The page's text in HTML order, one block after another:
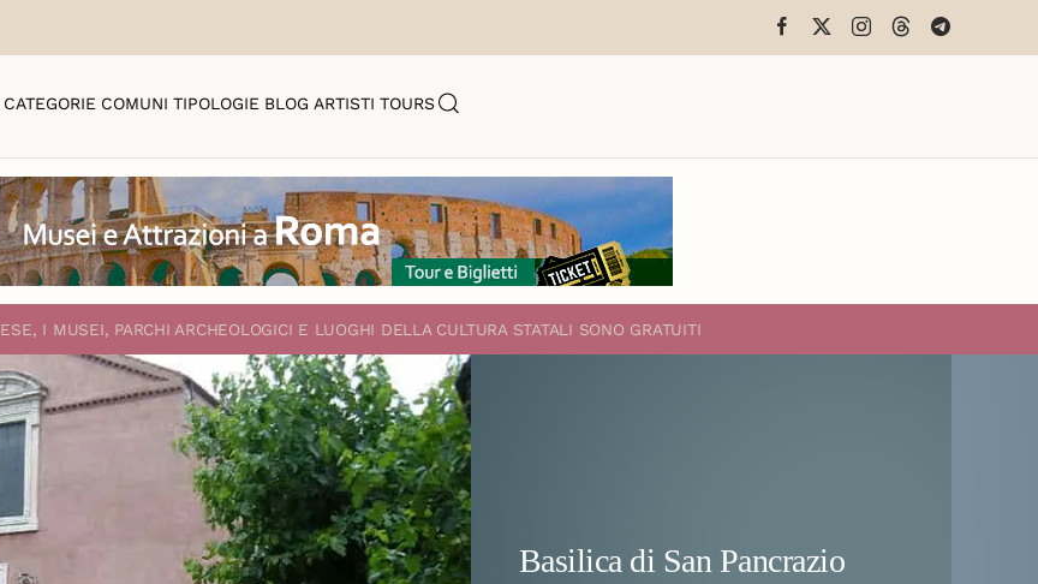
CATEGORIE COMUNI TIPOLOGIE BLOG ARTISTI TOURS
I MUSEI, PARCHI ARCHEOLOGICI E LUOGHI DELLA CULTURA STATALI SONO GRATUITI
Basilica di San Pancrazio